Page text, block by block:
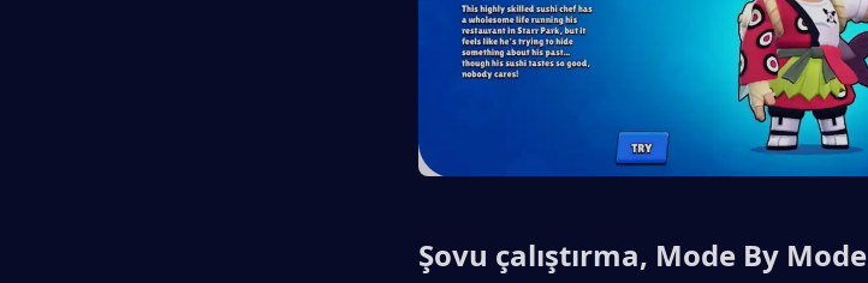
Şovu çalıştırma, Mode By Mode